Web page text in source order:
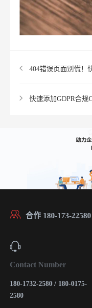
404错误页面别慌！
快速添加GDPR合规
合作 180-173-22580
Contact Number
180-1732-2580 / 180-0175-
2580